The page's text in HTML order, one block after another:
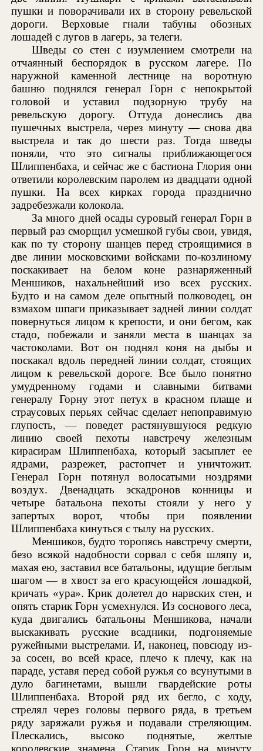
пушки и поворачивали их в сторону ревельской
дороги. Верховые гнали табуны обозных
лошадей с лугов в лагерь, за телеги.
Шведы со стен с изумлением смотрели на
отчаянный беспорядок в русском лагере. По
наружной каменной лестнице на воротную
башню поднялся генерал Горн с непокрытой
головой и уставил подзорную трубу на
ревельскую дорогу. Оттуда донеслись два
пушечных выстрела, через минуту — снова два
выстрела и так до шести раз. Тогда шведы
поняли, что это сигналы приближающегося
Шлиппенбаха, и сейчас же с бастиона Глория они
ответили королевским паролем из двадцати одной
пушки. На всех кирках города празднично
задребезжали колокола.
За много дней осады суровый генерал Горн в
первый раз сморщил усмешкой губы свои, увидя,
как по ту сторону шанцев перед строящимися в
две линии московскими войсками по-козлиному
поскакивает на белом коне разнаряженный
Меншиков, нахальнейший изо всех русских.
Будто и на самом деле опытный полководец, он
взмахом шпаги приказывает задней линии солдат
повернуться лицом к крепости, и они бегом, как
стадо, побежали и заняли места в шанцах за
частоколами. Вот он поднял коня на дыбы и
поскакал вдоль передней линии солдат, стоящих
лицом к ревельской дороге. Все было понятно
умудренному годами и славными битвами
генералу Горну этот петух в красном плаще и
страусовых перьях сейчас сделает непоправимую
глупость, — поведет растянувшуюся редкую
линию своей пехоты навстречу железным
кирасирам Шлиппенбаха, который засыплет ее
ядрами, разрежет, растопчет и уничтожит.
Генерал Горн потянул волосатыми ноздрями
воздух. Двенадцать эскадронов конницы и
четыре батальона пехоты стояли у него у
запертых ворот, чтобы при появлении
Шлиппенбаха кинуться с тылу на русских.
Меншиков, будто торопясь навстречу смерти,
безо всякой надобности сорвал с себя шляпу и,
махая ею, заставил все батальоны, идущие беглым
шагом — в хвост за его красующейся лошадкой,
кричать «ура». Крик долетел до нарвских стен, и
опять старик Горн усмехнулся. Из соснового леса,
куда двигались батальоны Меншикова, начали
выскакивать русские всадники, подгоняемые
ружейными выстрелами. И, наконец, повсюду из-
за сосен, во всей красе, плечо к плечу, как на
параде, уставя перед собой ружья со всунутыми в
дуло багинетами, вышли гвардейские роты
Шлиппенбаха. Второй ряд их бегло, с ходу,
стрелял через головы первого ряда, в третьем
ряду заряжали ружья и подавали стреляющим.
Плескались, высоко поднятые, желтые
королевские знамена. Старик Горн на минуту